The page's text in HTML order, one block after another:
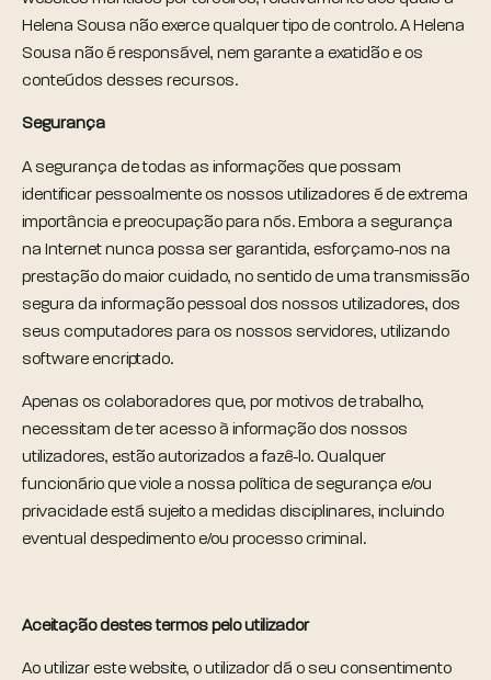
Helena Sousa não exerce qualquer tipo de controlo. A Helena
Sousa não é responsável, nem garante a exatidão e os
conteúdos desses recursos.
Segurança
A segurança de todas as informações que possam
identificar pessoalmente os nossos utilizadores é de extrema
importância e preocupação para nós. Embora a segurança
na Internet nunca possa ser garantida, esforçamo-nos na
prestação do maior cuidado, no sentido de uma transmissão
segura da informação pessoal dos nossos utilizadores, dos
seus computadores para os nossos servidores, utilizando
software encriptado.
Apenas os colaboradores que, por motivos de trabalho,
necessitam de ter acesso à informação dos nossos
utilizadores, estão autorizados a fazê-lo. Qualquer
funcionário que viole a nossa política de segurança e/ou
privacidade está sujeito a medidas disciplinares, incluindo
eventual despedimento e/ou processo criminal.
Aceitação destes termos pelo utilizador
Ao utilizar este website, o utilizador dá o seu consentimento